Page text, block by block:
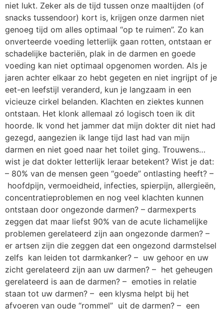
niet lukt. Zeker als de tijd tussen onze maaltijden (of
snacks tussendoor) kort is, krijgen onze darmen niet
genoeg tijd om alles optimaal “op te ruimen”. Zo kan
onverteerde voeding letterlijk gaan rotten, ontstaan er
schadelijke bacteriën, plak in de darmen en goede
voeding kan niet optimaal opgenomen worden. Als je
jaren achter elkaar zo hebt gegeten en niet ingrijpt of je
eet-en leefstijl veranderd, kun je langzaam in een
vicieuze cirkel belanden. Klachten en ziektes kunnen
ontstaan. Het klonk allemaal zó logisch toen ik dit
hoorde. Ik vond het jammer dat mijn dokter dit niet had
gezegd, aangezien ik lange tijd last had van mijn
darmen en niet goed naar het toilet ging. Trouwens…
wist je dat dokter letterlijk leraar betekent? Wist je dat:
– 80% van de mensen geen “goede” ontlasting heeft? –
hoofdpijn, vermoeidheid, infecties, spierpijn, allergieën,
concentratieproblemen en nog veel klachten kunnen
ontstaan door ongezonde darmen? – darmexperts
zeggen dat maar liefst 90% van de acute lichamelijke
problemen gerelateerd zijn aan ongezonde darmen? –
er artsen zijn die zeggen dat een ongezond darmstelsel
zelfs kan leiden tot darmkanker? – uw gehoor en uw
zicht gerelateerd zijn aan uw darmen? – het geheugen
gerelateerd is aan de darmen? – emoties in relatie
staan tot uw darmen? – een klysma helpt bij het
afvoeren van oude “rommel” uit de darmen? – een